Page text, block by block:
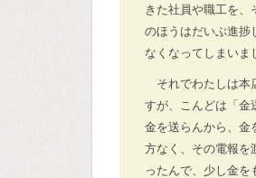
きた社員や職工を
のほうはだいぶ進捗
なくなってしまいま
それでわたしは本
すが、こんどは「金
金を送らんから、金
方なく、その電報を
ったんで、少し金